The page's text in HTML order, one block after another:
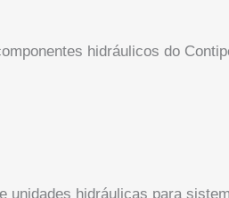
hidráulicos do
unidades hidráulicas para